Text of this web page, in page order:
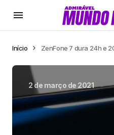
Início ZenFone 7 dura 24h e
2 de março de 2021